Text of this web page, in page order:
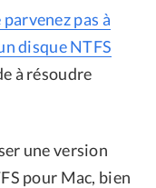
parvenez pas à
disque NTFS
à résoudre
une version
pour Mac, bien